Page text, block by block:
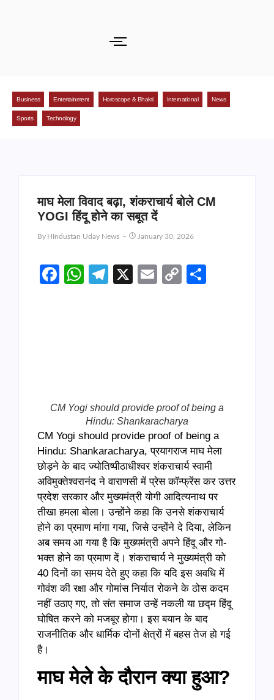
Business Entertainment Horoscope & Bhakti International News
Sports Technology
माघ मेला विवाद बढ़ा, शंकराचार्य बोले CM
YOGI हिंदू होने का सबूत दें
By HIndustan Uday News January 30, 2026
Facebook
WhatsApp
Telegram
X EmailCopy
CM Yogi should provide proof of being a
Hindu: Shankaracharya
CM Yogi should provide proof of being a
Hindu: Shankaracharya, प्रयागराज माघ मेला
छोड़ने के बाद ज्योतिष्पीठाधीश्वर शंकराचार्य स्वामी
अविमुक्तेश्वरानंद ने वाराणसी में प्रेस कॉन्फ्रेंस कर उत्तर
प्रदेश सरकार और मुख्यमंत्री योगी आदित्यनाथ पर
तीखा हमला बोला। उन्होंने कहा कि उनसे शंकराचार्य
होने का प्रमाण मांगा गया, जिसे उन्होंने दे दिया, लेकिन
अब समय आ गया है कि मुख्यमंत्री अपने हिंदू और गो-
भक्त होने का प्रमाण दें। शंकराचार्य ने मुख्यमंत्री को
40 दिनों का समय देते हुए कहा कि यदि इस अवधि में
गोवंश की रक्षा और गोमांस निर्यात रोकने के ठोस कदम
नहीं उठाए गए, तो संत समाज उन्हें नकली या छद्म हिंदू
घोषित करने को मजबूर होगा। इस बयान के बाद
राजनीतिक और धार्मिक दोनों क्षेत्रों में बहस तेज हो गई
है।
माघ मेले के दौरान क्या हुआ?